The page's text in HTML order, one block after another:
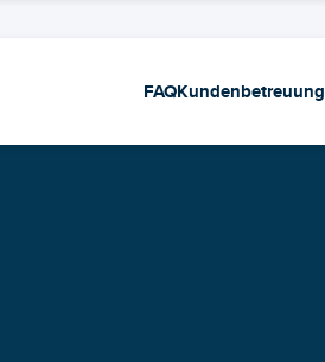
FAQKundenbetreuung